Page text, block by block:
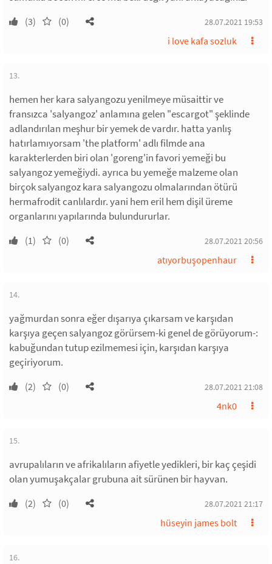
(3) (0) 28.07.2021 19:53
i love kafa sozluk
13.
hemen her kara salyangozu yenilmeye müsaittir ve
fransızca 'salyangoz' anlamına gelen "escargot" şeklinde
adlandırılan meşhur bir yemek de vardır. hatta yanlış
hatırlamıyorsam 'the platform' adlı filmde ana
karakterlerden biri olan 'goreng'in favori yemeği bu
salyangoz yemeğiydi. ayrıca bu yemeğe malzeme olan
birçok salyangoz kara salyangozu olmalarından ötürü
hermafrodit canlılardır. yani hem eril hem dişil üreme
organlarını yapılarında bulundururlar.
(1) (0) 28.07.2021 20:56
atıyorbuşopenhaur
14.
yağmurdan sonra eğer dışarıya çıkarsam ve karşıdan
karşıya geçen salyangoz görürsem-ki genel de görüyorum-:
kabuğundan tutup ezilmemesi için, karşıdan karşıya
geçiriyorum.
(2) (0) 28.07.2021 21:08
4nk0
15.
avrupalıların ve afrikalıların afiyetle yedikleri, bir kaç çeşidi
olan yumuşakçalar grubuna ait sürünen bir hayvan.
(2) (0) 28.07.2021 21:17
hüseyin james bolt
16.